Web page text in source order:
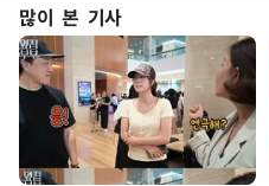
많이 본 기사